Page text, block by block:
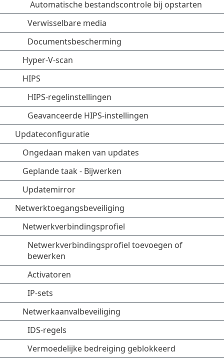
Automatische bestandscontrole bij opstarten
Verwisselbare media
Documentsbescherming
Hyper-V-scan
HIPS
HIPS-regelinstellingen
Geavanceerde HIPS-instellingen
Updateconfiguratie
Ongedaan maken van updates
Geplande taak - Bijwerken
Updatemirror
Netwerktoegangsbeveiliging
Netwerkverbindingsprofiel
Netwerkverbindingsprofiel toevoegen of
bewerken
Activatoren
IP-sets
Netwerkaanvalbeveiliging
IDS-regels
Vermoedelijke bedreiging geblokkeerd